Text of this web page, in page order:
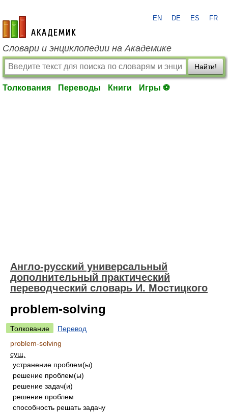
academic.ru
EN DE ES FR
Словари и энциклопедии на Академике
Найти!
Толкования Переводы Книги Игры ⚽
Англо-русский универсальный
дополнительный практический
переводческий словарь И. Мостицкого
problem-solving
Толкование
Перевод
problem-solving
сущ.
устранение проблем(ы)
решение проблем(ы)
решение задач(и)
решение проблем
способность решать задачу